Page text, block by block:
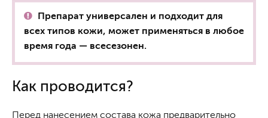
Препарат универсален и подходит для
всех типов кожи, может применяться в любое
время года — всесезонен.
Как проводится?
Перед нанесением состава кожа предварительно